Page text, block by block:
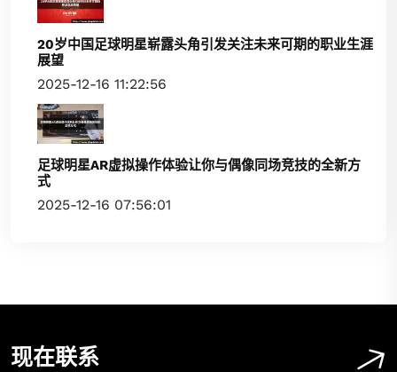
20岁中国足球明星崭露头角引发关注未来可期的职业生涯
展望
2025-12-16 11:22:56
足球明星AR虚拟操作体验让你与偶像同场竞技的全新方
式
2025-12-16 07:56:01
现在联系